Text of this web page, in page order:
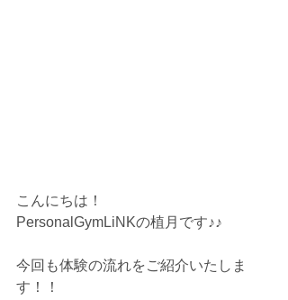
こんにちは！
PersonalGymLiNKの植月です♪♪
今回も体験の流れをご紹介いたしま
す！！